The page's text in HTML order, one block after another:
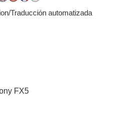
Traducción automatizada
FX5